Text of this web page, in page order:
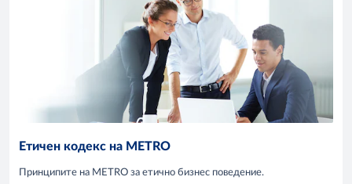
Етичен кодекс на METRO
Принципите на METRO за етично бизнес поведение.